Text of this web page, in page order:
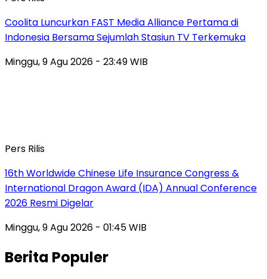
Coolita Luncurkan FAST Media Alliance Pertama di
Indonesia Bersama Sejumlah Stasiun TV Terkemuka
Minggu, 9 Agu 2026 - 23:49 WIB
Pers Rilis
16th Worldwide Chinese Life Insurance Congress &
International Dragon Award (IDA) Annual Conference
2026 Resmi Digelar
Minggu, 9 Agu 2026 - 01:45 WIB
Berita Populer